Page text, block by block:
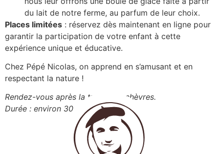
du lait de notre ferme, au parfum de leur choix.
Places limitées : réservez dès maintenant en ligne pour
garantir la participation de votre enfant à cette
expérience unique et éducative.
Chez Pépé Nicolas, on apprend en s’amusant et en
respectant la nature !
Rendez-vous après la traite des chèvres.
Durée : environ 30 minutes.